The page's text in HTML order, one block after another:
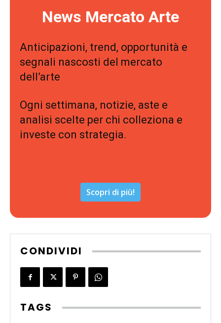
News Mercato Arte
Anticipazioni, trend, opportunità e
segnali nascosti del mercato
dell’arte
Ogni settimana, notizie, aste e
analisi scelte per chi colleziona e
investe con strategia.
Scopri di più!
CONDIVIDI
TAGS